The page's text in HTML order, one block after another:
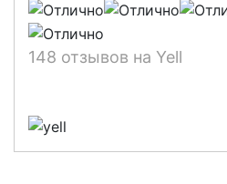
148 отзывов на Yell